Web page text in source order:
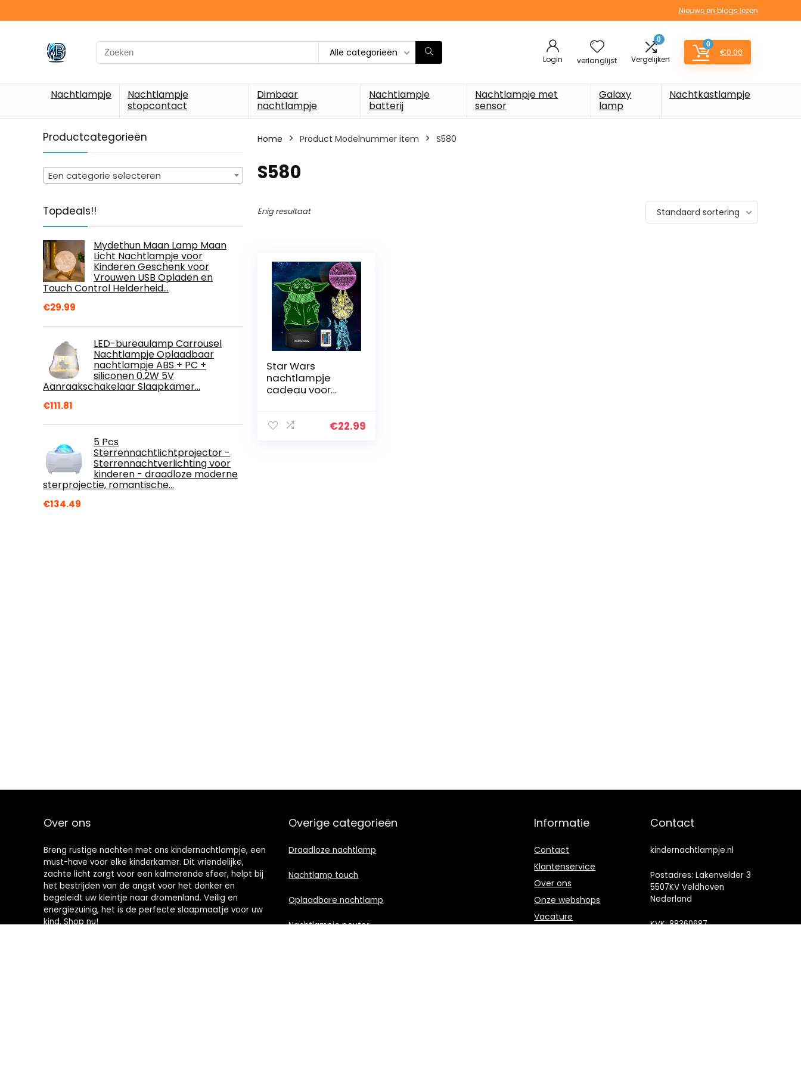
Nieuws en blogs lezen
Search
for:
Alle categorieën
Login verlanglijst
0
Vergelijken
0
€0.00
Nachtlampje
Nachtlampje
stopcontact
Dimbaar
nachtlampje
Nachtlampje
batterij
Nachtlampje met
sensor
Galaxy
lamp
Nachtkastlampje
Productcategorieën
Een categorie selecteren
Topdeals!!
Mydethun Maan Lamp Maan
Licht Nachtlampje voor
Kinderen Geschenk voor
Vrouwen USB Opladen en
Touch Control Helderheid…
€29.99
LED-bureaulamp Carrousel
Nachtlampje Oplaadbaar
nachtlampje ABS + PC +
siliconen 0.2W 5V
Aanraakschakelaar Slaapkamer…
€111.81
5 Pcs
Sterrennachtlichtprojector -
Sterrennachtverlichting voor
kinderen - draadloze moderne
sterprojectie, romantische…
€134.49
Home Product Modelnummer item ‎S580
‎S580
Enig resultaat Standaard sortering
Star Wars
nachtlampje
cadeau voor
en 7
€22.99
Over ons
Breng rustige nachten met ons kindernachtlampje, een
must-have voor elke kinderkamer. Dit vriendelijke,
zachte licht zorgt voor een kalmerende sfeer, helpt bij
het bestrijden van de angst voor het donker en
begeleidt uw kleintje naar dromenland. Veilig en
energiezuinig, het is de perfecte slaapmaatje voor uw
kind. Shop nu!
Overige categorieën
Draadloze nachtlamp
Nachtlamp touch
Oplaadbare nachtlamp
Nachtlampje peuter
Informatie
Contact
Klantenservice
Over ons
Onze webshops
Vacature
Contact
kindernachtlampje.nl
Postadres: Lakenvelder 3
5507KV Veldhoven
Nederland
KVK: 88360687